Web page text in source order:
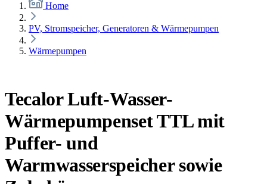
Home
PV, Stromspeicher, Generatoren & Wärmepumpen
Wärmepumpen
Tecalor Luft-Wasser-
Wärmepumpenset TTL mit
Puffer- und
Warmwasserspeicher sowie